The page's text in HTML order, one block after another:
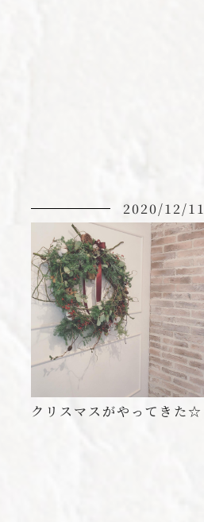
2020/12/11
クリスマスがやってきた☆